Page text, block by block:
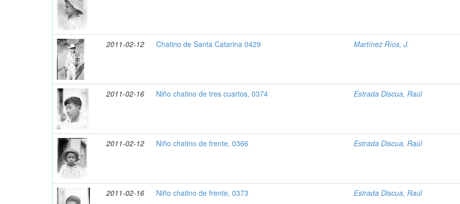
2011-02-12 Chatino de Santa Catarina 0429 Martínez Ríos, J.
2011-02-16 Niño chatino de tres cuartos, 0374 Estrada Discua, Raúl
2011-02-12 Niño chatino de frente, 0366 Estrada Discua, Raúl
2011-02-16 Niño chatino de frente, 0373 Estrada Discua, Raúl